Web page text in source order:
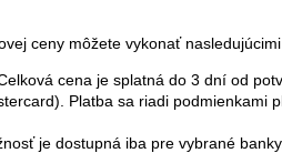
ceny môžete vykonať
cena je splatná do 3 dní od
Platba sa riadi podmienkami
je dostupná iba pre vybrané banky.